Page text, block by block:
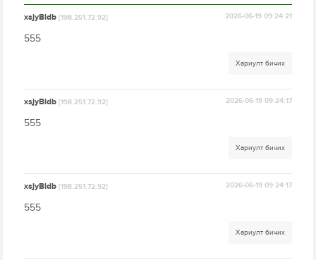
xsjyBldb[198.251.72.92] 2026-06-19 09:24:21
555
Хариулт бичих
xsjyBldb[198.251.72.92] 2026-06-19 09:24:17
555
Хариулт бичих
xsjyBldb[198.251.72.92] 2026-06-19 09:24:17
555
Хариулт бичих